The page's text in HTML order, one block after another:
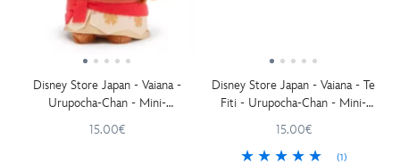
Disney Store Japan - Vaiana -
Urupocha-Chan - Mini-
15.00€
Disney Store Japan - Vaiana - Te
Fiti - Urupocha-Chan - Mini-
15.00€
(1)